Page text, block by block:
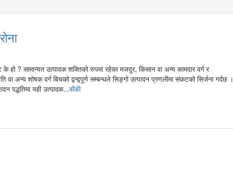
के हो ? सामान्यत उत्पादक शक्तिको रुपमा रहेका मजदुर, किसान वा अन्य कामदार वर्ग र
वा अन्य शोषक वर्ग बिचको द्वन्द्वपूर्ण सम्बन्धले सिङ्गो उत्पादन प्रणलीमा संकटको सिर्जना गर्दछ ।
पद्धतिमा यही उत्पादक...बाँकी